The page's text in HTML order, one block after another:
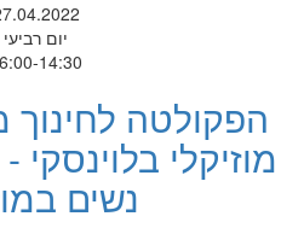
יום רביעי
16:00-14:30
הפקולטה לחינוך
מוזיקלי בלוינסקי
נשים